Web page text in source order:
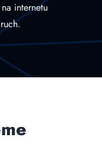
internetu